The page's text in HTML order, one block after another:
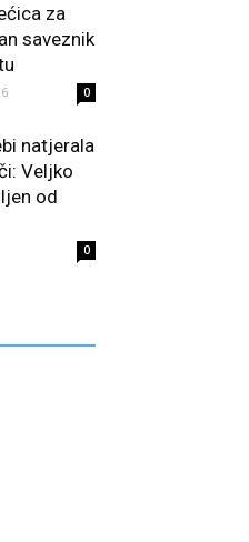
za
saveznik
0
natjerala
Veljko
od
0